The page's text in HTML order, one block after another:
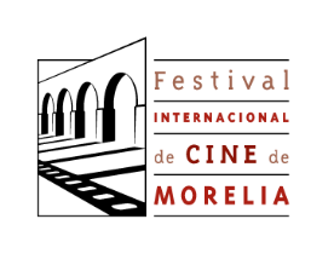
contenido
principal